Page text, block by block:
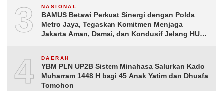
3 NASIONAL
BAMUS Betawi Perkuat Sinergi dengan Polda
Metro Jaya, Tegaskan Komitmen Menjaga
Jakarta Aman, Damai, dan Kondusif Jelang HUT
4 DAERAH
YBM PLN UP2B Sistem Minahasa Salurkan Kado
Muharram 1448 H bagi 45 Anak Yatim dan Dhuafa
Tomohon